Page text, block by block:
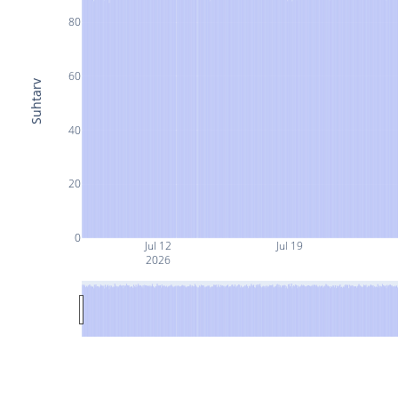
Jul 12
2026
Jul 19
0
20
40
60
80
Suhtarv